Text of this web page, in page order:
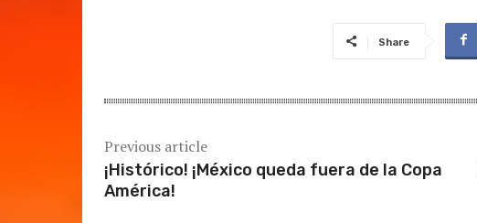
Share
Previous article
¡Histórico! ¡México queda fuera de la Copa
América!